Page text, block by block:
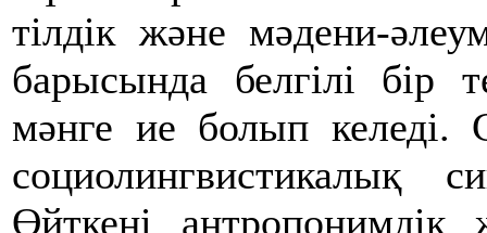
тілдік және мәдени-
барысында белгілі бір
мәнге ие болып келеді.
социолингвистикалық
Өйткені